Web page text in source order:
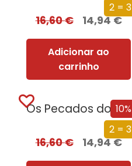
2 = 3
16,60€ 14,94€
Adicionar ao
carrinho
10%
2 = 3
Os Pecados do Corpo
16,60€ 14,94€